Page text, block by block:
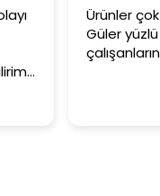
kaliteli, fiyatlar makul.
ve samimi
için teşekkürler.